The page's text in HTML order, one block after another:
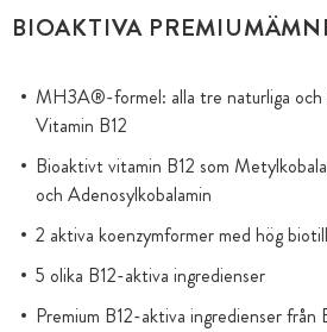
BIOAKTIVA
MH3A®-formel: alla tre naturliga och
Vitamin B12
Bioaktivt vitamin B12 som
och Adenosylkobalamin
2 aktiva koenzymformer med hög
5 olika B12-aktiva ingredienser
Premium B12-aktiva ingredienser från